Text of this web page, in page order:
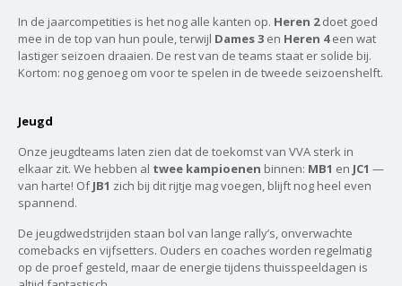
In de jaarcompetities is het nog alle kanten op. Heren 2doet goed
mee in de top van hun poule, terwijl Dames 3 en Heren 4een wat
lastiger seizoen draaien. De rest van de teams staat er solide bij.
Kortom: nog genoeg om voor te spelen in de tweede seizoenshelft.
Jeugd
Onze jeugdteams laten zien dat de toekomst van VVA sterk in
elkaar zit. We hebben al twee kampioenen binnen: MB1 en JC1 —
van harte! OfJB1 zich bij dit rijtje mag voegen, blijft nog heel even
spannend.
De jeugdwedstrijden staan bol van lange rally’s, onverwachte
comebacks en vijfsetters. Ouders en coaches worden regelmatig
op de proef gesteld, maar de energie tijdens thuisspeeldagen is